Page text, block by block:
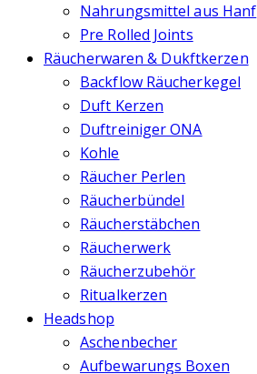
Nahrungsmittel aus Hanf
Pre Rolled Joints
Räucherwaren & Dukftkerzen
Backflow Räucherkegel
Duft Kerzen
Duftreiniger ONA
Kohle
Räucher Perlen
Räucherbündel
Räucherstäbchen
Räucherwerk
Räucherzubehör
Ritualkerzen
Headshop
Aschenbecher
Aufbewarungs Boxen